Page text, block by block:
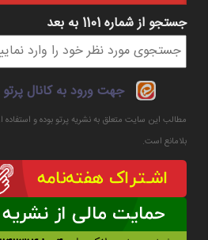
فرم جستجو
جستجو از شماره 1101 به بعد
جهت ورود به کانال
مطالب این سایت متعلق به نشریه پرتو بوده و
بلامانع است.